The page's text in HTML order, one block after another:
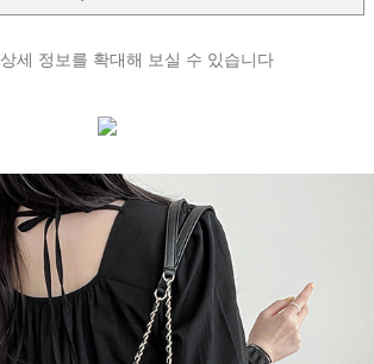
상세 정보를 확대해 보실 수 있습니다